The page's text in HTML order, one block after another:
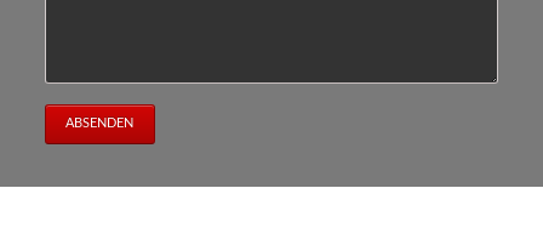
ABSENDEN